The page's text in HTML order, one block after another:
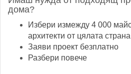
дома?
Избери измежду 4 000
архитекти от цялата страна
Заяви проект безплатно
Разбери повече